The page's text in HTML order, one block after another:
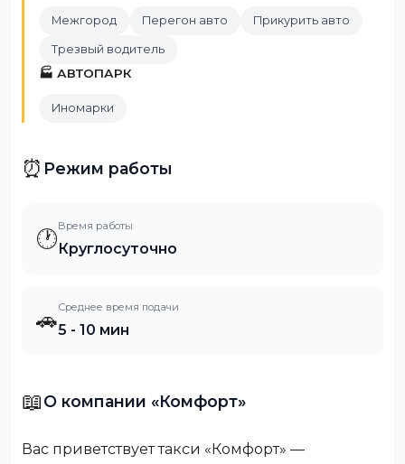
Межгород Перегон авто Прикурить авто
Трезвый водитель
🏭 АВТОПАРК
Иномарки
⏰ Режим работы
🕐Время работы
Круглосуточно
🚗Среднее время подачи
5 - 10 мин
📖О компании «Комфорт»
Вас приветствует такси «Комфорт» —